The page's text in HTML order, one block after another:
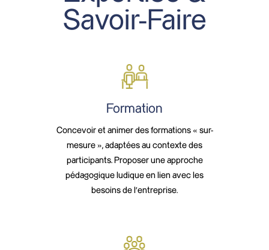
Savoir-Faire
Formation
Concevoir et animer des formations « sur-
mesure », adaptées au contexte des
participants. Proposer une approche
pédagogique ludique en lien avec les
besoins de l’entreprise.